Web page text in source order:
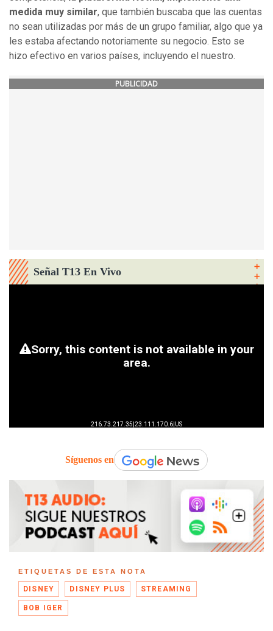
medida muy similar, que también buscaba que las cuentas
no sean utilizadas por más de un grupo familiar, algo que ya
les estaba afectando notoriamente su negocio. Esto se
hizo efectivo en varios países, incluyendo el nuestro.
PUBLICIDAD
Señal T13 En Vivo
Síguenos en
ETIQUETAS DE ESTA NOTA
DISNEY DISNEY PLUS STREAMING
BOB IGER